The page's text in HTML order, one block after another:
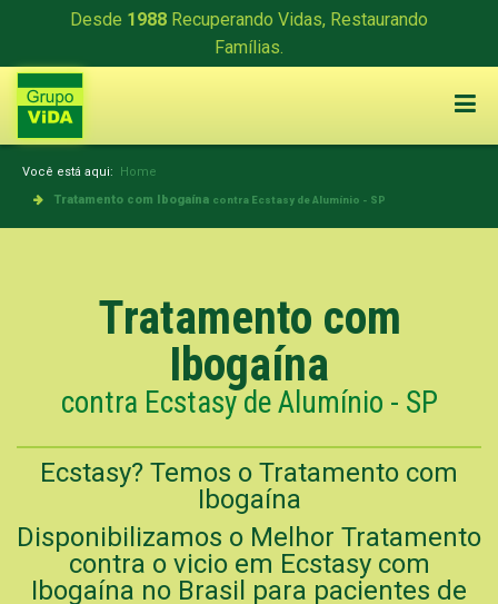
Desde 1988 Recuperando Vidas, Restaurando
Famílias.
Você está aqui: Home
Tratamento com Ibogaína contra Ecstasy de Alumínio - SP
Tratamento com
Ibogaína
contra Ecstasy de Alumínio - SP
Ecstasy? Temos o Tratamento com
Ibogaína
Disponibilizamos o Melhor Tratamento
contra o vicio em Ecstasy com
Ibogaína no Brasil para pacientes de